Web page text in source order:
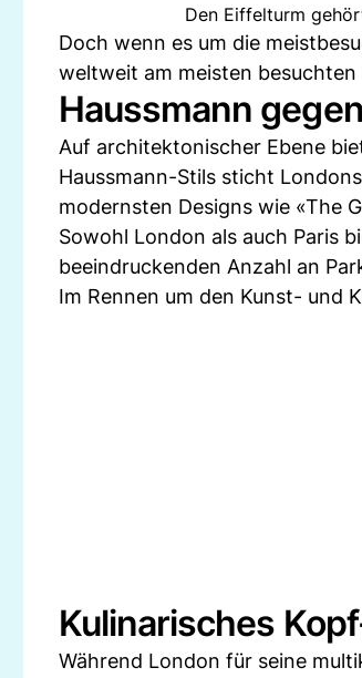
Den Eiffelturm
Doch wenn es um die
weltweit am meisten
Haussmann
Auf architektonischer Ebene
Haussmann-Stils sticht
modernsten Designs wie «The
Sowohl London als auch Paris
beeindruckenden Anzahl an
Im Rennen um den Kunst- und
Kulinarisches
Während London für seine